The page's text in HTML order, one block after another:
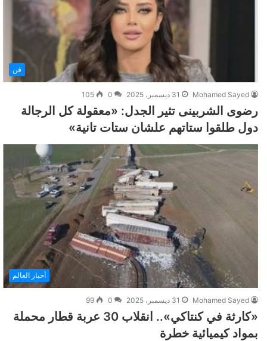
فن
Mohamed Sayed 31 ديسمبر، 2025 0
105
رضوى الشربينى تثير الجدل: «معقولة كل الرجالة
دول طلقوا ستاتهم علشان ستات تانية»
أخبار العالم
Mohamed Sayed 31 ديسمبر، 2025 0
99
«كارثة في كنتاكي».. انقلاب 30 عربة قطار محملة
بمواد كيميائية خطرة